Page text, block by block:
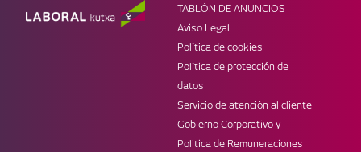
TPV
Mondragon Hospitality
WEBS DE LK
Web corporativa
Blog Zuretzat
Trabaja con nosotros
TABLÓN DE ANUNCIOS
Aviso Legal
Política de cookies
Política de protección de
datos
Servicio de atención al cliente
Gobierno Corporativo y
Politica de Remuneraciones